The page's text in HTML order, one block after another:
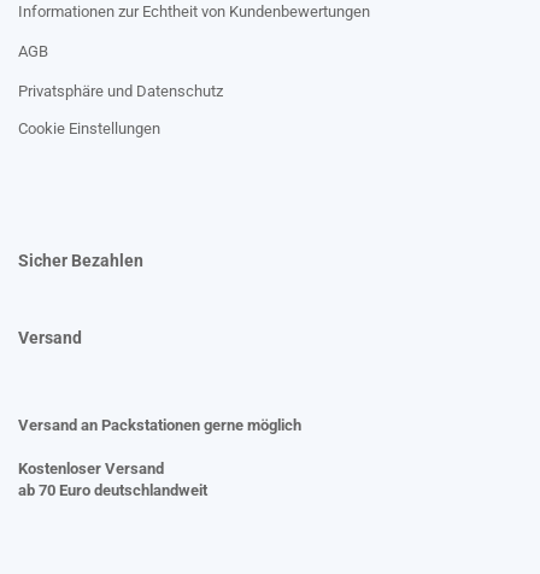
Informationen zur Echtheit von Kundenbewertungen
AGB
Privatsphäre und Datenschutz
Cookie Einstellungen
Sicher Bezahlen
Versand
Versand an Packstationen gerne möglich
Kostenloser Versand
ab 70 Euro deutschlandweit